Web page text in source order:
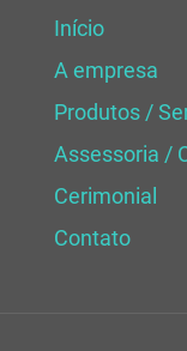
Início
A empresa
Produtos /
Assessoria /
Cerimonial
Contato